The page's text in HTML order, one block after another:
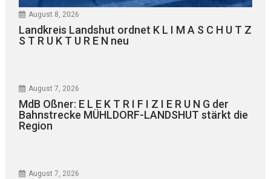
August 8, 2026
Landkreis Landshut ordnet K L I M A S C H U T Z
S T R U K T U R E N neu
August 7, 2026
MdB Oßner: E L E K T R I F I Z I E R U N G der
Bahnstrecke MÜHLDORF-LANDSHUT stärkt die
Region
August 7, 2026